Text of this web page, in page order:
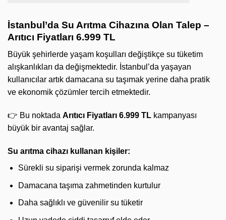
İstanbul’da Su Arıtma Cihazına Olan Talep –
Arıtıcı Fiyatları 6.999 TL
Büyük şehirlerde yaşam koşulları değiştikçe su tüketim
alışkanlıkları da değişmektedir. İstanbul’da yaşayan
kullanıcılar artık damacana su taşımak yerine daha pratik
ve ekonomik çözümler tercih etmektedir.
👉 Bu noktada Arıtıcı Fiyatları 6.999 TL kampanyası
büyük bir avantaj sağlar.
Su arıtma cihazı kullanan kişiler:
Sürekli su siparişi vermek zorunda kalmaz
Damacana taşıma zahmetinden kurtulur
Daha sağlıklı ve güvenilir su tüketir